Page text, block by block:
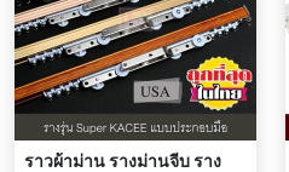
ราวผ้าม่าน รางม่านจีบ ราง